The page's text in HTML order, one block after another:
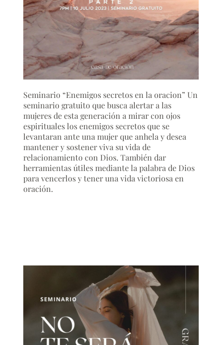
Seminario “Enemigos secretos en la oracion” Un
seminario gratuito que busca alertar a las
mujeres de esta generación a mirar con ojos
espirituales los enemigos secretos que se
levantaran ante una mujer que anhela y desea
mantener y sostener viva su vida de
relacionamiento con Dios. También dar
herramientas útiles mediante la palabra de Dios
para vencerlos y tener una vida victoriosa en
oración.